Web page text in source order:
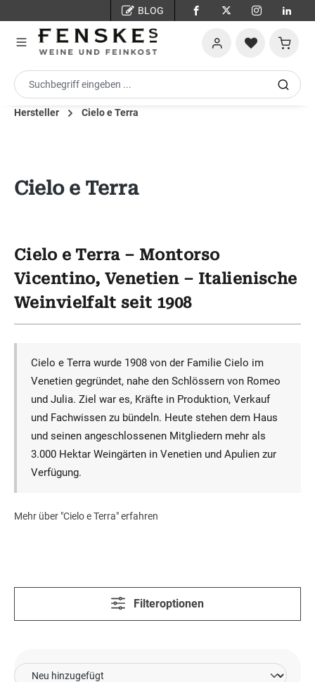
BLOG
Hersteller Cielo e Terra
Cielo e Terra
Cielo e Terra – Montorso
Vicentino, Venetien – Italienische
Weinvielfalt seit 1908
Cielo e Terra wurde 1908 von der Familie Cielo im
Venetien gegründet, nahe den Schlössern von Romeo
und Julia. Ziel war es, Kräfte in Produktion, Verkauf
und Fachwissen zu bündeln. Heute stehen dem Haus
und seinen angeschlossenen Mitgliedern mehr als
3.000 Hektar Weingärten in Venetien und Apulien zur
Verfügung.
Mehr über "Cielo e Terra" erfahren
Filteroptionen